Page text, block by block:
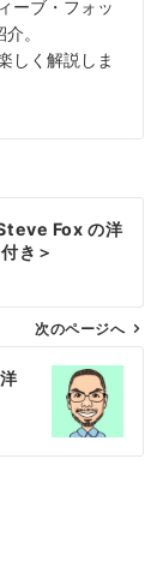
ーブ・フォッ
。
しく解説しま
Fox の洋
き＞
次のページへ